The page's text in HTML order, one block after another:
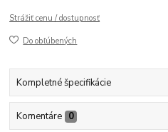
Strážiť cenu / dostupnosť
Do obľúbených
Kompletné špecifikácie
Komentáre 0